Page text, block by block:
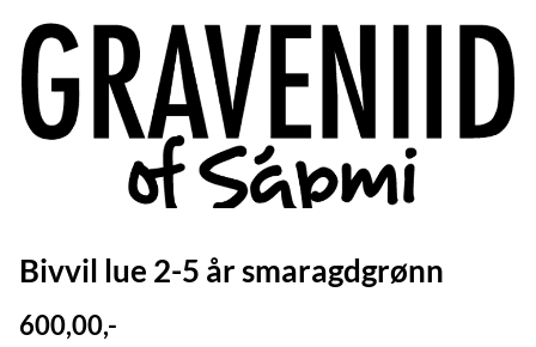
Bivvil lue 2-5 år smaragdgrønn
600,00,-